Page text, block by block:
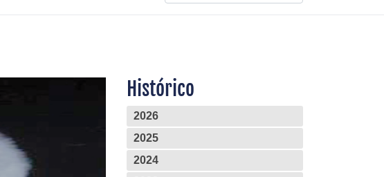
Histórico
2026
2025
2024